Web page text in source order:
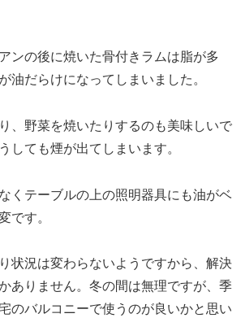
ンの後に焼いた骨付きラムは脂が多
油だらけになってしまいました。
、野菜を焼いたりするのも美味しいで
しても煙が出てしまいます。
くテーブルの上の照明器具にも油がベ
です。
状況は変わらないようですから、解決
ありません。冬の間は無理ですが、季
のバルコニーで使うのが良いかと思い